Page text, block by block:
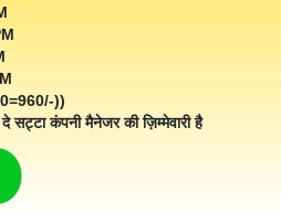
))
सट्टा कंपनी मैनेजर की ज़िम्मेवारी है